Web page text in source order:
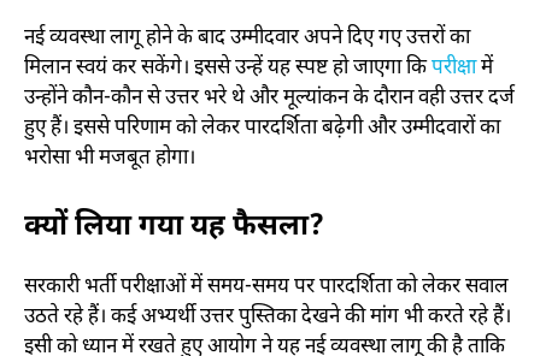
नई व्यवस्था लागू होने के बाद उम्मीदवार अपने दिए गए उत्तरों का
मिलान स्वयं कर सकेंगे। इससे उन्हें यह स्पष्ट हो जाएगा किपरीक्षामें
उन्होंने कौन-कौन से उत्तर भरे थे और मूल्यांकन के दौरान वही उत्तर दर्ज
हुए हैं। इससे परिणाम को लेकर पारदर्शिता बढ़ेगी और उम्मीदवारों का
भरोसा भी मजबूत होगा।
क्यों लिया गया यह फैसला?
सरकारी भर्ती परीक्षाओं में समय-समय पर पारदर्शिता को लेकर सवाल
उठते रहे हैं। कई अभ्यर्थी उत्तर पुस्तिका देखने की मांग भी करते रहे हैं।
इसी को ध्यान में रखते हुए आयोग ने यह नई व्यवस्था लागू की है ताकि